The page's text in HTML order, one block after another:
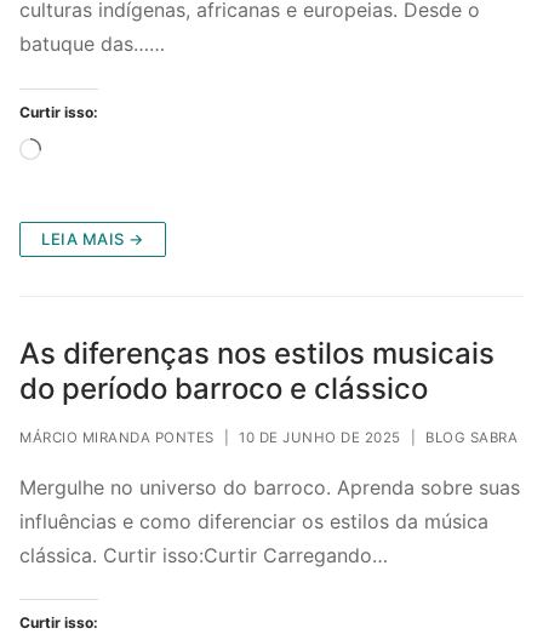
culturas indígenas, africanas e europeias. Desde o
batuque das……
Curtir isso:
Carregando...
LEIA MAIS →
As diferenças nos estilos musicais
do período barroco e clássico
MÁRCIO MIRANDA PONTES 10 DE JUNHO DE 2025 BLOG SABRA
Mergulhe no universo do barroco. Aprenda sobre suas
influências e como diferenciar os estilos da música
clássica. Curtir isso:Curtir Carregando…
Curtir isso: